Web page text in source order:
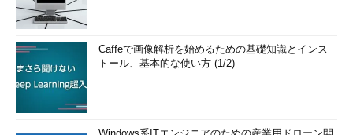
[3] あるいは混乱した状態にあるプロスポーツチームを相手
に、同じことをしたいと彼が思っていることを知っていた
[4] 彼の野心的な計画は、テクノロジとデータを活用してキン
（全体）を作り替える可能性もある
Caffeで画像解析を始めるための基礎知識とインス
トール、基本的な使い方 (1/2)